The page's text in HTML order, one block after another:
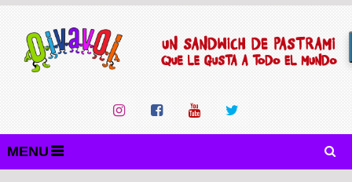
MENU